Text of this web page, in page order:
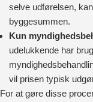
selve udførelsen,
byggesummen.
Kun
udelukkende har
vil prisen typisk
For at gøre disse